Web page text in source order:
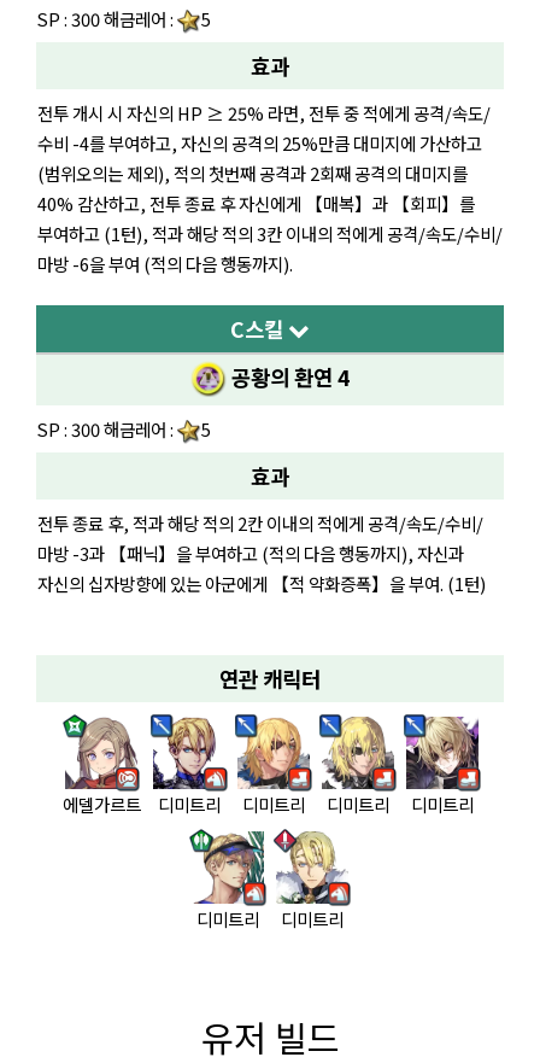
SP : 300 해금레어 : 5
효과
전투 개시 시 자신의 HP ≥ 25% 라면, 전투 중 적에게 공격/속도/
수비 -4를 부여하고, 자신의 공격의 25%만큼 대미지에 가산하고
(범위오의는 제외), 적의 첫번째 공격과 2회째 공격의 대미지를
40% 감산하고, 전투 종료 후 자신에게 【매복】과 【회피】를
부여하고 (1턴), 적과 해당 적의 3칸 이내의 적에게 공격/속도/수비/
마방 -6을 부여 (적의 다음 행동까지).
C스킬
공황의 환연 4
SP : 300 해금레어 : 5
효과
전투 종료 후, 적과 해당 적의 2칸 이내의 적에게 공격/속도/수비/
마방 -3과 【패닉】을 부여하고 (적의 다음 행동까지), 자신과
자신의 십자방향에 있는 아군에게 【적 약화증폭】을 부여. (1턴)
연관 캐릭터
에델가르트 디미트리 디미트리 디미트리 디미트리
디미트리 디미트리
유저 빌드